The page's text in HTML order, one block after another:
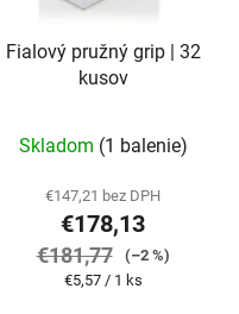
Fialový pružný grip | 32
kusov
Skladom (1 balenie)
€147,21 bez DPH
€178,13
€181,77
(–2 %)
Jednotková
€5,57 / 1 ks